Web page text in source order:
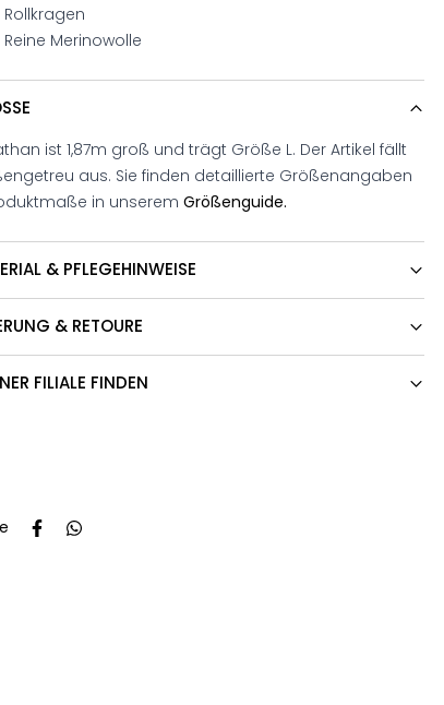
Rollkragen
Reine Merinowolle
ist 1,87m groß und trägt Größe L. Der Artikel fällt
aus. Sie finden detaillierte Größenangaben
in unseremGrößenguide.
& PFLEGEHINWEISE
& RETOURE
FILIALE FINDEN